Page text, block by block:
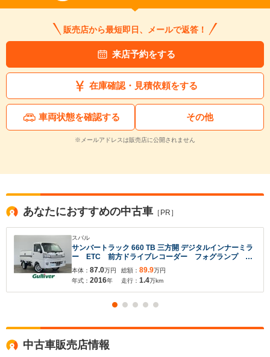
販売店から最短即日、メールで返答！
来店予約をする
在庫確認・見積依頼をする
車両状態を確認する その他
※メールアドレスは販売店に公開されません
あなたにおすすめの中古車 ［PR］
スバル
サンバートラック 660 TB 三方開 デジタルインナーミラ
ー ETC 前方ドライブレコーダー フォグランプ 横
滑り防止装置 アルミホイール 純正LEDヘッドライ
ト 禁煙車 リモコンキー パワーステアリング 布系
シート ABS AC
本体： 87.0万円
年式： 2016年
総額： 89.9万円
走行： 1.4万km
中古車販売店情報
入力途中の情報を保存しますか？